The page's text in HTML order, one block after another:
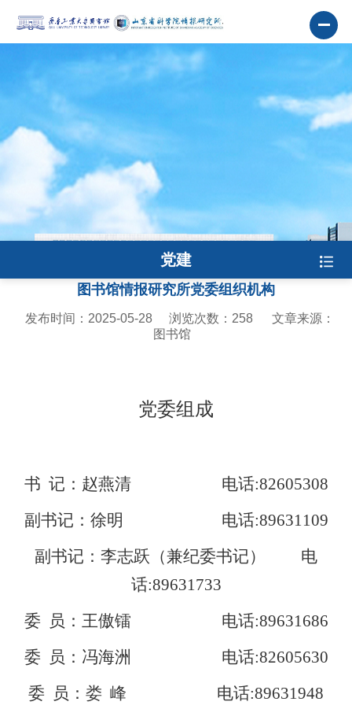
党建
图书馆情报研究所党委组织机构
发布时间：2025-05-28 浏览次数： 258
文章来源：
图书馆
党委组成
书 记：赵燕清 电话:82605308
副书记：徐明
电话:89631109
副书记：李志跃（兼纪委书记）
电
话:89631733
委 员：王傲镭 电话:89631686
委 员：冯海洲 电话:82605630
委 员：娄 峰 电话:89631948